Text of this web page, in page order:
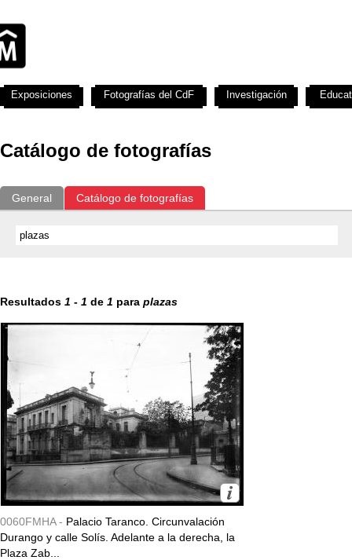
Catálogo de fotografías
General Catálogo de fotografías
Resultados 1 - 1 de 1 para plazas
0060FMHA - Palacio Taranco. Circunvalación
Durango y calle Solís. Adelante a la derecha, la
Plaza Zab...
Exposiciones Fotografías del CdF Investigación